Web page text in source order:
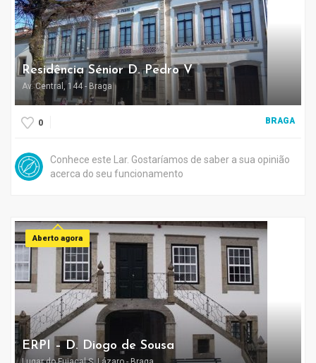
Residência Sénior D. Pedro V
Av. Central, 144 - Braga
0 BRAGA
Conhece este Lar. Gostaríamos de saber a sua opinião
acerca do seu funcionamento
Aberto agora
ERPI – D. Diogo de Sousa